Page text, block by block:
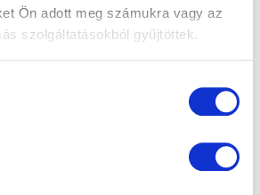
Ön adott meg számukra vagy az
szolgáltatásokból gyűjtöttek.